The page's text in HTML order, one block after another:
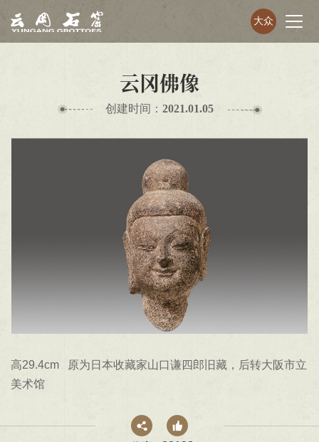
大众
云冈佛像
创建时间： 2021.01.05
高29.4cm 原为日本收藏家山口谦四郎旧藏，后转大阪市立
美术馆